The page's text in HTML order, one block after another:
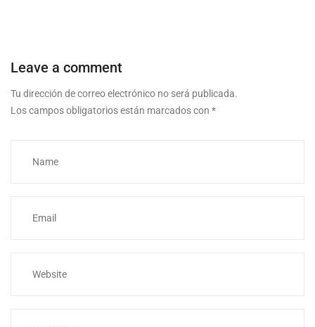
Leave a comment
Tu dirección de correo electrónico no será publicada.
Los campos obligatorios están marcados con *